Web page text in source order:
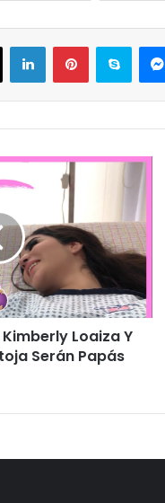
Loaiza Y
Serán Papás